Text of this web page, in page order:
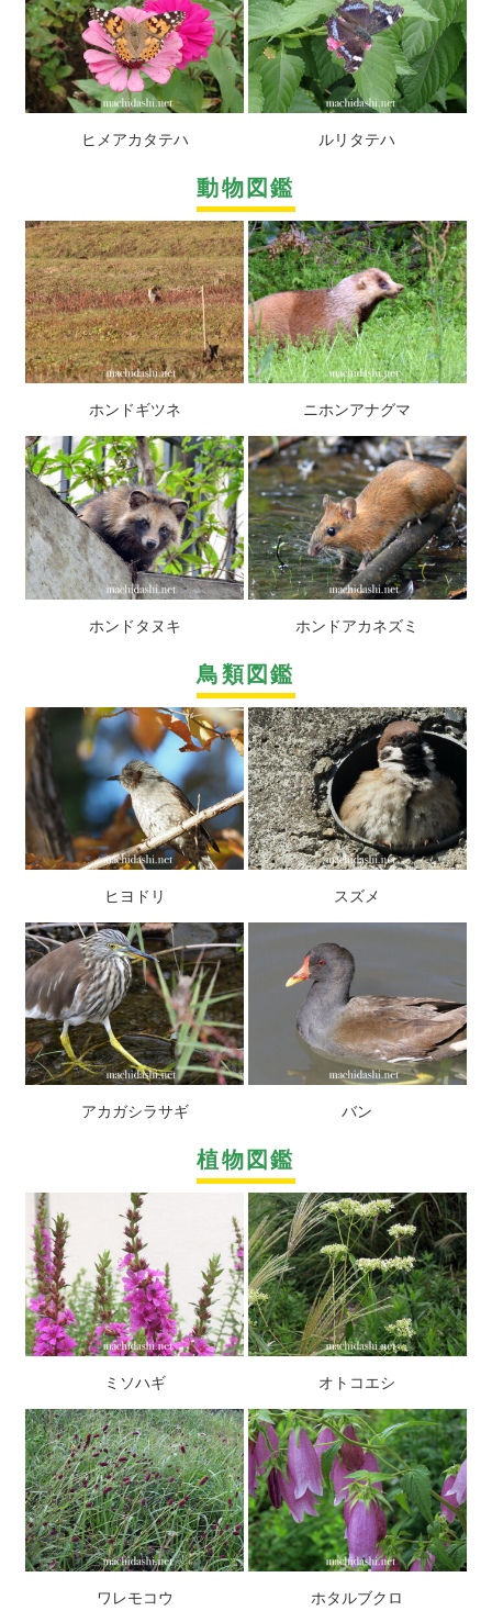
ヒメアカタテハ ルリタテハ
動物図鑑
ホンドギツネ ニホンアナグマ
ホンドタヌキ ホンドアカネズミ
鳥類図鑑
ヒヨドリ スズメ
アカガシラサギ バン
植物図鑑
ミソハギ オトコエシ
ワレモコウ ホタルブクロ